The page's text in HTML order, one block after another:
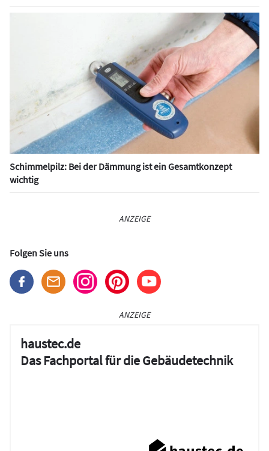
Schimmelpilz: Bei der Dämmung ist ein Gesamtkonzept
wichtig
ANZEIGE
Folgen Sie uns
ANZEIGE
haustec.de
Das Fachportal für die Gebäudetechnik